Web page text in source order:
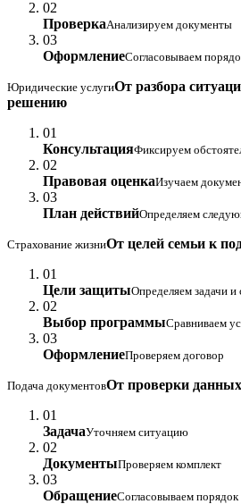
02
ПроверкаАнализируем документы
03
ОформлениеСогласовываем
Юридические услугиОт разбора
решению
01
КонсультацияФиксируем
02
Правовая оценкаИзучаем
03
План действийОпределяем
Страхование жизниОт целей семьи к
01
Цели защитыОпределяем задачи и
02
Выбор программыСравниваем
03
ОформлениеПроверяем договор
Подача документовОт проверки
01
ЗадачаУточняем ситуацию
02
ДокументыПроверяем комплект
03
ОбращениеСогласовываем порядок